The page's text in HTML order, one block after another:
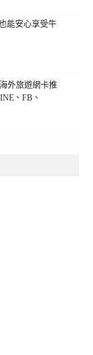
能安心享受牛
外旅遊網卡推
、FB、